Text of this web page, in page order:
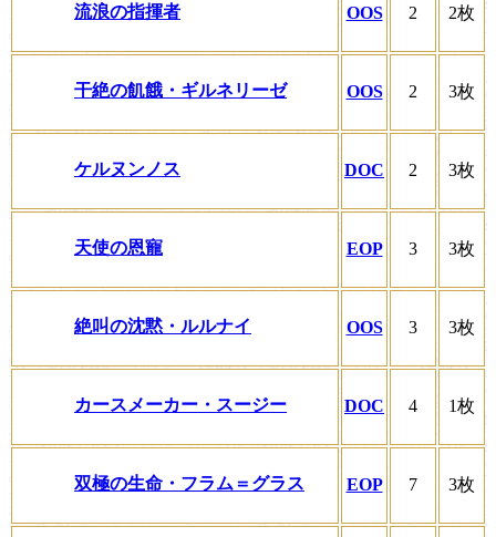
流浪の指揮者 OOS 2 2枚
干絶の飢餓・ギルネリーゼ OOS 2 3枚
ケルヌンノス DOC 2 3枚
天使の恩寵 EOP 3 3枚
絶叫の沈黙・ルルナイ OOS 3 3枚
カースメーカー・スージー DOC 4 1枚
双極の生命・フラム＝グラス EOP 7 3枚